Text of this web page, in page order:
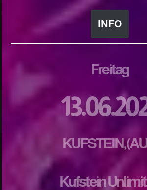
INFO
Freitag
Kufstein